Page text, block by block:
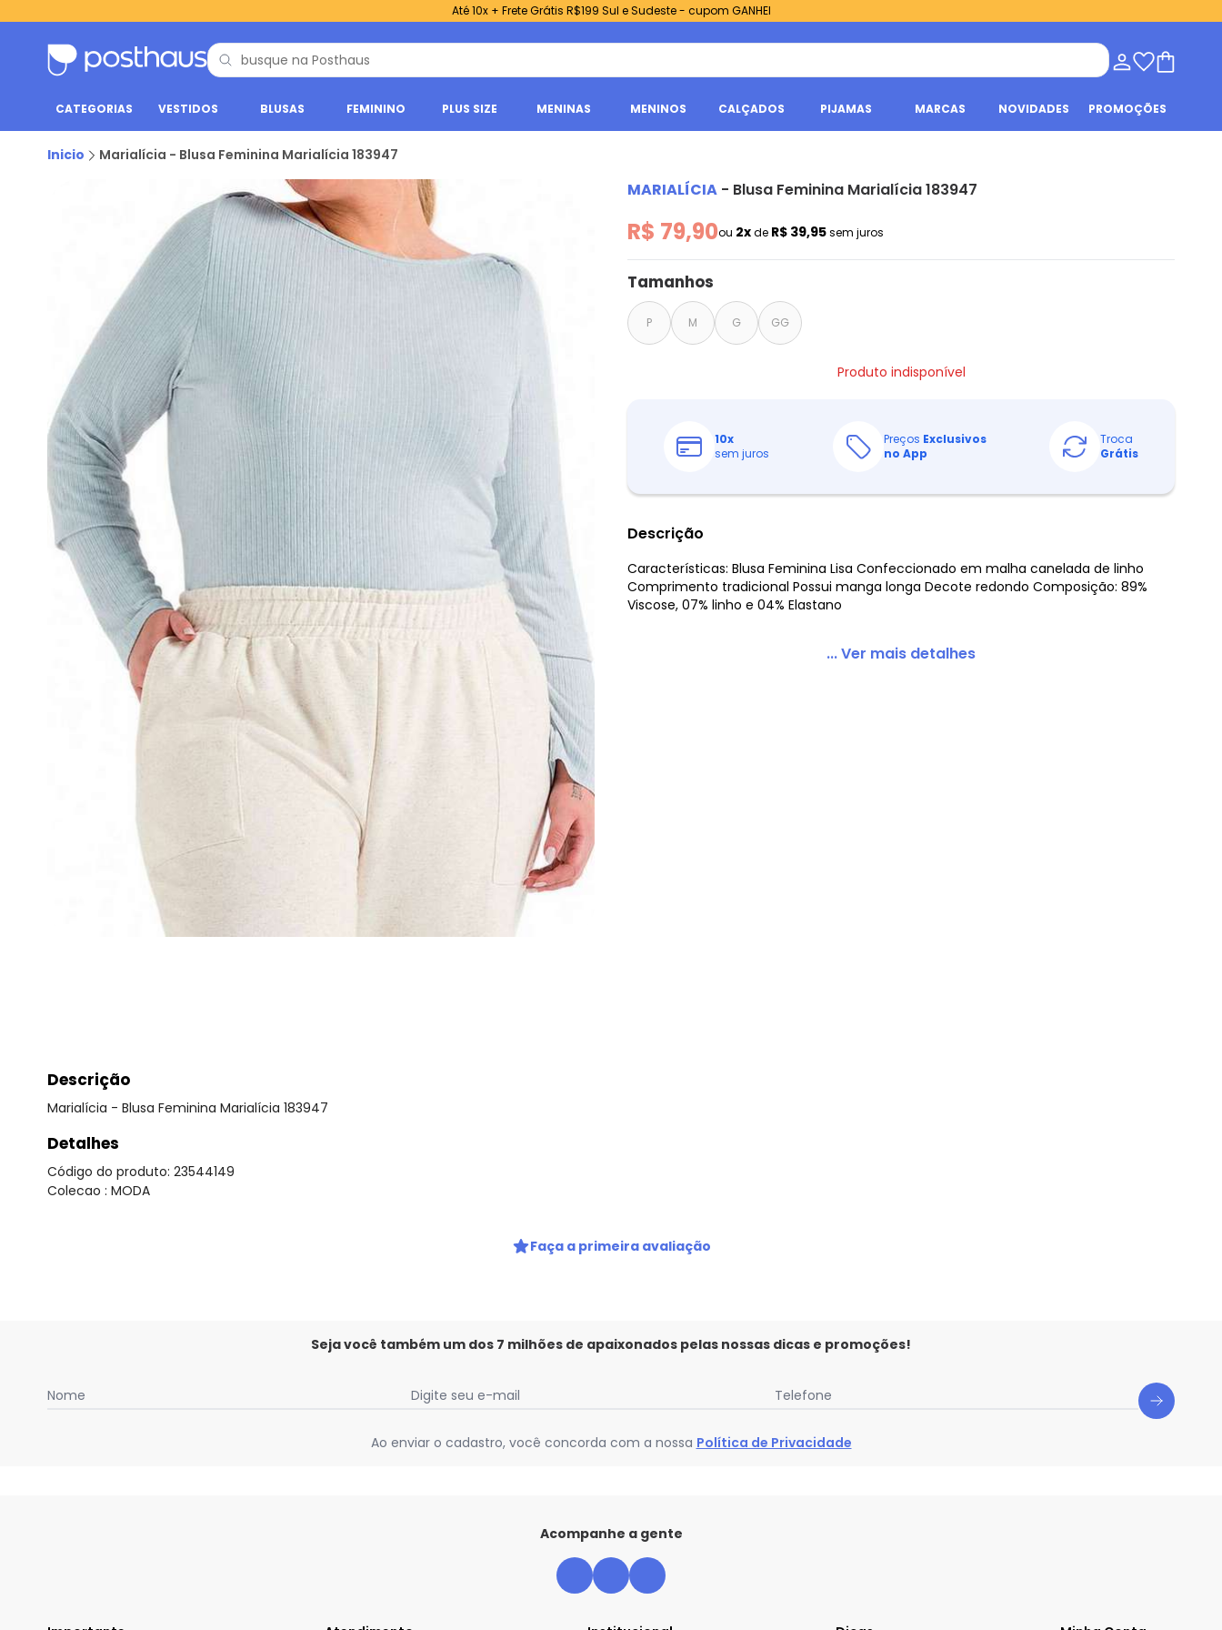
Até 10x + Frete Grátis R$199 Sul e Sudeste - cupom GANHEI
CATEGORIAS VESTIDOS BLUSAS FEMININO PLUS SIZE MENINAS MENINOS CALÇADOS PIJAMAS MARCAS NOVIDADES PROMOÇÕES
Inicio Marialícia - Blusa Feminina Marialícia 183947
MARIALÍCIA - Blusa Feminina Marialícia 183947
R$ 79,90ou 2xde R$ 39,95sem juros
Tamanhos
P M G GG
Produto indisponível
10x
sem juros
Preços Exclusivos
no App
Troca
Grátis
Descrição
Características: Blusa Feminina Lisa Confeccionado em malha canelada de linho
Comprimento tradicional Possui manga longa Decote redondo Composição: 89%
Viscose, 07% linho e 04% Elastano
... Ver mais detalhes
Descrição
Marialícia - Blusa Feminina Marialícia 183947
Detalhes
Código do produto: 23544149
Colecao : MODA
Faça a primeira avaliação
Seja você também um dos 7 milhões de apaixonados pelas nossas dicas e promoções!
Nome Digite seu e-mail Telefone
Ao enviar o cadastro, você concorda com a nossa Política de Privacidade
Acompanhe a gente